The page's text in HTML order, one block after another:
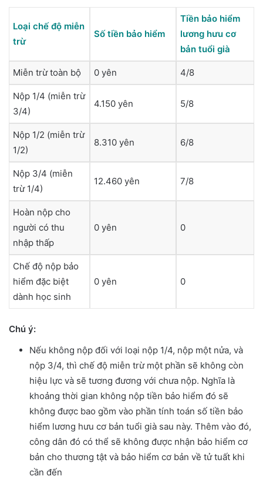
Loại chế độ miễn
trừ
Số tiền bảo hiểm
Tiền bảo hiểm
lương hưu cơ
bản tuổi già
Miễn trừ toàn bộ 0 yên 4/8
Nộp 1/4 (miễn trừ
3/4)
4.150 yên 5/8
Nộp 1/2 (miễn trừ
1/2)
8.310 yên 6/8
Nộp 3/4 (miễn
trừ 1/4)
12.460 yên 7/8
Hoàn nộp cho
người có thu
nhập thấp
0 yên 0
Chế độ nộp bảo
hiểm đặc biệt
dành học sinh
0 yên 0
Chú ý:
Nếu không nộp đối với loại nộp 1/4, nộp một nửa, và
nộp 3/4, thì chế độ miễn trừ một phần sẽ không còn
hiệu lực và sẽ tương đương với chưa nộp. Nghĩa là
khoảng thời gian không nộp tiền bảo hiểm đó sẽ
không được bao gồm vào phần tính toán số tiền bảo
hiểm lương hưu cơ bản tuổi già sau này. Thêm vào đó,
công dân đó có thể sẽ không được nhận bảo hiểm cơ
bản cho thương tật và bảo hiểm cơ bản về tử tuất khi
cần đến